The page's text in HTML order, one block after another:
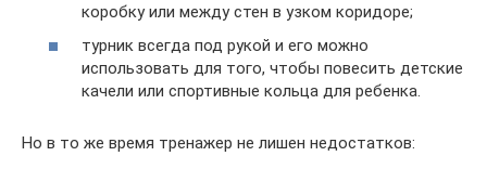
коробку или между стен в узком коридоре;
турник всегда под рукой и его можно
использовать для того, чтобы повесить детские
качели или спортивные кольца для ребенка.
Но в то же время тренажер не лишен недостатков: